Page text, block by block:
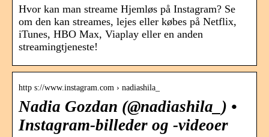
Hvor kan man streame Hjemløs på Instagram? Se
om den kan streames, lejes eller købes på Netflix,
iTunes, HBO Max, Viaplay eller en anden
streamingtjeneste!
http s://www.instagram.com › nadiashila_
Nadia Gozdan (@nadiashila_) •
Instagram-billeder og -videoer